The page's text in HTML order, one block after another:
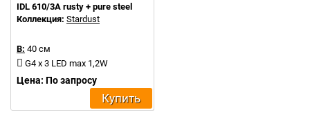
IDL 610/3A rusty + pure steel
Коллекция: Stardust
В: 40 см
G4 x 3 LED max 1,2W
Цена: По запросу
Купить